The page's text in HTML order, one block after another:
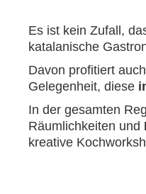
Es ist kein Zufall,
katalanische
Davon profitiert
Gelegenheit, diese
In der gesamten
Räumlichkeiten und
kreative